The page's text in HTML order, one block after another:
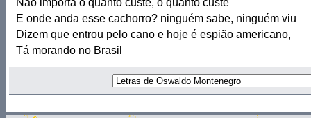
E onde anda esse cachorro? ninguém sabe, ninguém viu
Dizem que entrou pelo cano e hoje é espião americano,
Tá morando no Brasil